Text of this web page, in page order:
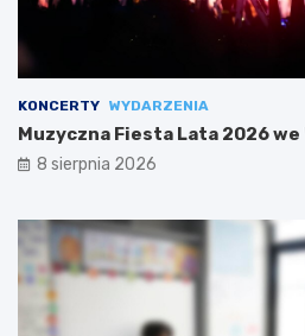
KONCERTY WYDARZENIA
Muzyczna Fiesta Lata 2026 we
8 sierpnia 2026